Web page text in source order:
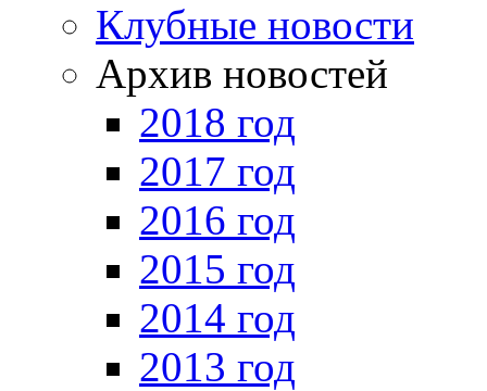
Клубные новости
Архив новостей
2018 год
2017 год
2016 год
2015 год
2014 год
2013 год